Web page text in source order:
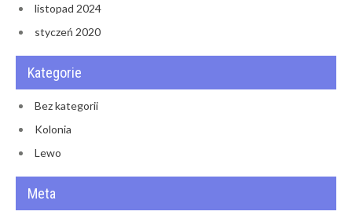
listopad 2024
styczeń 2020
Kategorie
Bez kategorii
Kolonia
Lewo
Meta